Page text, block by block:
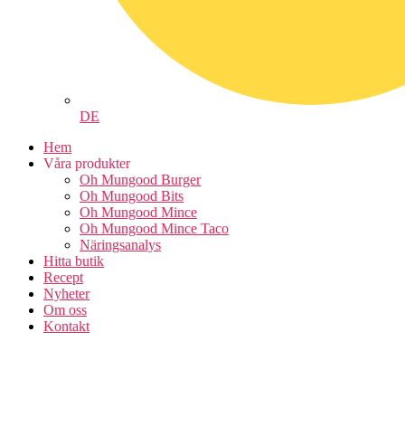
DE
Hem
Våra produkter
Oh Mungood Burger
Oh Mungood Bits
Oh Mungood Mince
Oh Mungood Mince Taco
Näringsanalys
Hitta butik
Recept
Nyheter
Om oss
Kontakt